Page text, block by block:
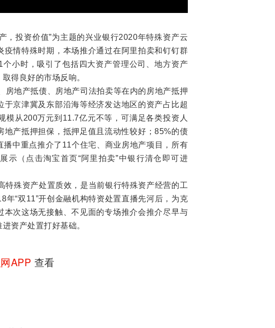
，投资价值”为主题的兴业银行2020年特殊资产云
情特殊时期，本场推介通过在阿里拍卖和钉钉群
小时，吸引了包括四大资产管理公司、地方资产
得良好的市场反响。
房地产抵债、房地产司法拍卖等在内的房地产抵押
京津冀及东部沿海等经济发达地区的资产占比超
模从200万元到11.7亿元不等，可满足各类投资人
产抵押担保，抵押足值且流动性较好；85%的债
中重点推介了11个住宅、商业房地产项目，所有
示（点击淘宝首页“阿里拍卖”中银行清仓即可进
殊资产处置质效，是当前银行特殊资产经营的工
“双11”开创金融机构特资处置直播先河后，为克
次这场无接触、不见面的专场推介会推介尽早与
资产处置打好基础。
APP 查看